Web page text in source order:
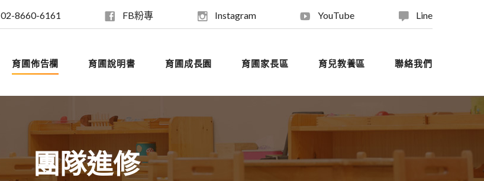
02-8660-6161 FB粉專 Instagram YouTube Line
育圃佈告欄 育圃說明書 育圃成長園 育圃家長區 育兒教養區 聯絡我們
團隊進修